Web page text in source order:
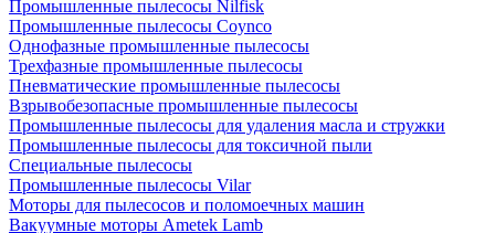
Промышленные пылесосы Nilfisk
Промышленные пылесосы Coynco
Однофазные промышленные пылесосы
Трехфазные промышленные пылесосы
Пневматические промышленные пылесосы
Взрывобезопасные промышленные пылесосы
Промышленные пылесосы для удаления масла и стружки
Промышленные пылесосы для токсичной пыли
Специальные пылесосы
Промышленные пылесосы Vilar
Моторы для пылесосов и поломоечных машин
Вакуумные моторы Ametek Lamb